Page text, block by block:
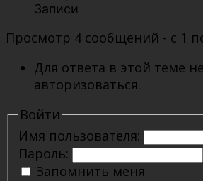
Записи
Просмотр 4 сообщений - с 1
Для ответа в этой теме
авторизоваться.
Войти
Имя пользователя:
Пароль:
Запомнить меня